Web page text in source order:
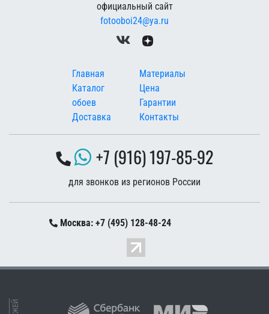
официальный сайт
fotooboi24@ya.ru
Меню в подвале
Главная
Каталог
обоев
Доставка
Материалы
Цена
Гарантии
Контакты
+7 (916) 197-85-92
для звонков из регионов России
Москва: +7 (495) 128-48-24